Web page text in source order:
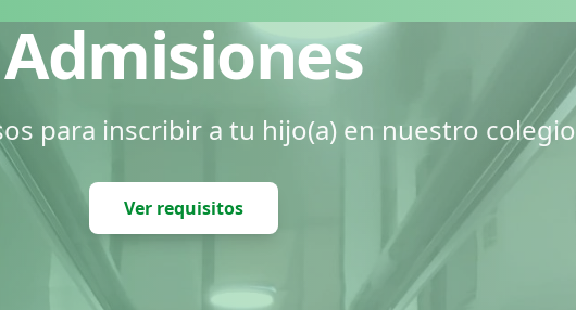
Admisiones
para inscribir a tu hijo(a) en nuestro colegio
Ver requisitos